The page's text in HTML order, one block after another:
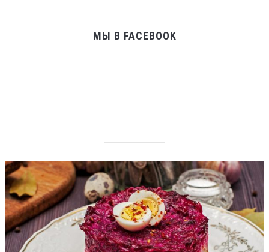
МЫ В FACEBOOK